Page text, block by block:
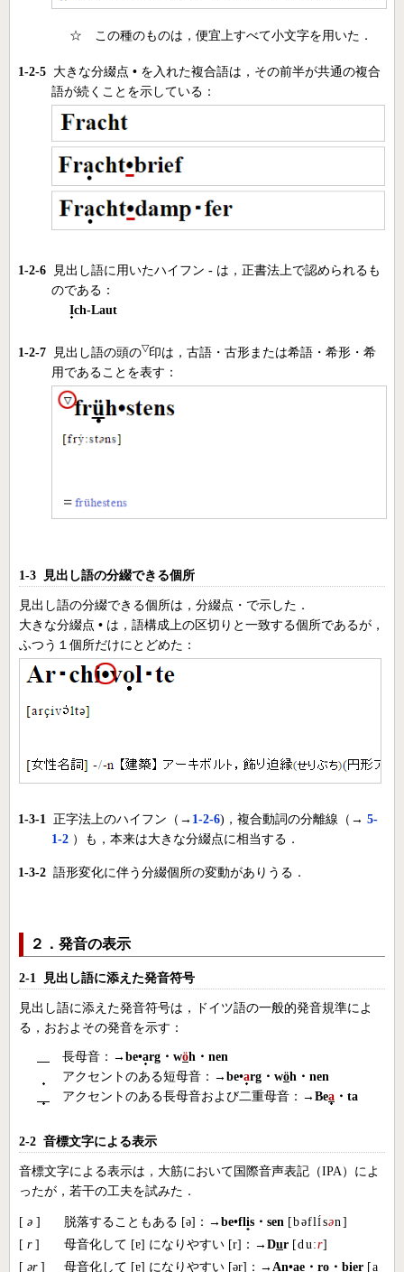
☆ この種のものは，便宜上すべて小文字を用いた．
1-2-5大きな分綴点 •を入れた複合語は，その前半が共通の複合
語が続くことを示している：
1-2-6見出し語に用いたハイフン -は，正書法上で認められるも
のである：
Ich-Laut
1-2-7見出し語の頭の▽印は，古語・古形または希語・希形・希
用であることを表す：
1-3 見出し語の分綴できる個所
見出し語の分綴できる個所は，分綴点・で示した．
大きな分綴点 • は，語構成上の区切りと一致する個所であるが，
ふつう１個所だけにとどめた：
1-3-1正字法上のハイフン（→ 1-2-6)，複合動詞の分離線（→ 5-
1-2 ）も，本来は大きな分綴点に相当する．
1-3-2語形変化に伴う分綴個所の変動がありうる．
２．発音の表示
2-1 見出し語に添えた発音符号
見出し語に添えた発音符号は，ドイツ語の一般的発音規準によ
る，おおよその発音を示す：
長母音：→ be•arg・wöh・nen
アクセントのある短母音：→ be•arg・wöh・nen
アクセントのある長母音および二重母音：→ Bea ・ta
2-2 音標文字による表示
音標文字による表示は，大筋において国際音声表記（IPA）によ
ったが，若干の工夫を試みた．
[ ə ] 脱落することもある [ə]：→ be•flis・sen [bəflÍsən]
[ r] 母音化して [ɐ] になりやすい [r]：→ Dur [duːr]
[ ər] 母音化して [ɐ] になりやすい [ər]：→ An•ae・ro ・bier [a